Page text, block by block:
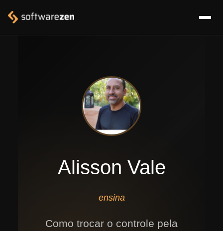
Alisson Vale
ensina
Como trocar o controle pela